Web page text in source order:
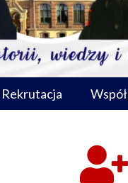
Rekrutacja